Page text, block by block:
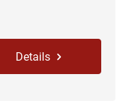
Details